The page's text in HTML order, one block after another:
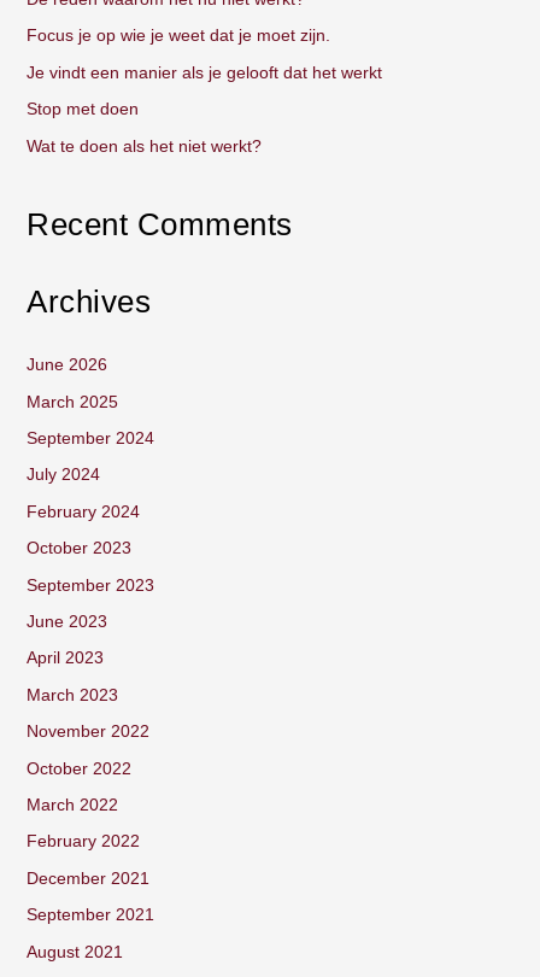
f
o
r
:
Focus je op wie je weet dat je moet zijn.
Je vindt een manier als je gelooft dat het werkt
Stop met doen
Wat te doen als het niet werkt?
Recent Comments
Archives
June 2026
March 2025
September 2024
July 2024
February 2024
October 2023
September 2023
June 2023
April 2023
March 2023
November 2022
October 2022
March 2022
February 2022
December 2021
September 2021
August 2021